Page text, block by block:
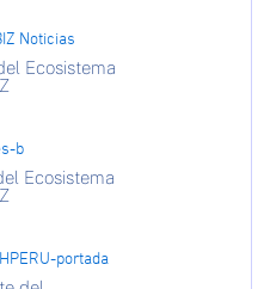
Ecosistema
Ecosistema